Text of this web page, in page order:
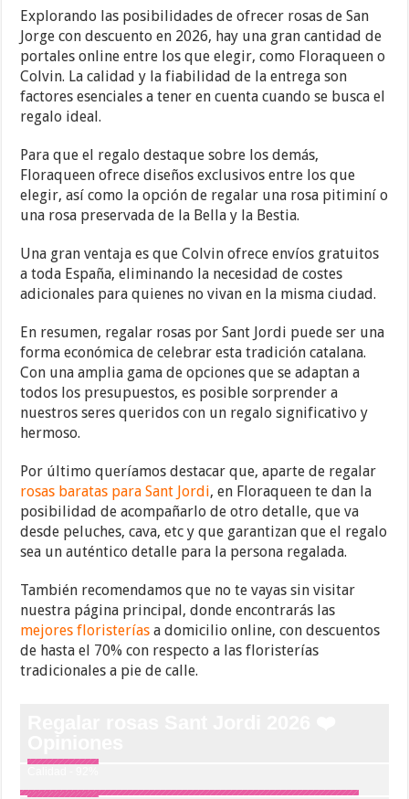
Explorando las posibilidades de ofrecer rosas de San
Jorge con descuento en 2026, hay una gran cantidad de
portales online entre los que elegir, como Floraqueen o
Colvin. La calidad y la fiabilidad de la entrega son
factores esenciales a tener en cuenta cuando se busca el
regalo ideal.
Para que el regalo destaque sobre los demás,
Floraqueen ofrece diseños exclusivos entre los que
elegir, así como la opción de regalar una rosa pitiminí o
una rosa preservada de la Bella y la Bestia.
Una gran ventaja es que Colvin ofrece envíos gratuitos
a toda España, eliminando la necesidad de costes
adicionales para quienes no vivan en la misma ciudad.
En resumen, regalar rosas por Sant Jordi puede ser una
forma económica de celebrar esta tradición catalana.
Con una amplia gama de opciones que se adaptan a
todos los presupuestos, es posible sorprender a
nuestros seres queridos con un regalo significativo y
hermoso.
Por último queríamos destacar que, aparte de regalar
rosas baratas para Sant Jordi, en Floraqueen te dan la
posibilidad de acompañarlo de otro detalle, que va
desde peluches, cava, etc y que garantizan que el regalo
sea un auténtico detalle para la persona regalada.
También recomendamos que no te vayas sin visitar
nuestra página principal, donde encontrarás las
mejores floristerías a domicilio online, con descuentos
de hasta el 70% con respecto a las floristerías
tradicionales a pie de calle.